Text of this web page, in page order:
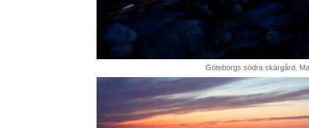
Göteborgs södra skärgård.